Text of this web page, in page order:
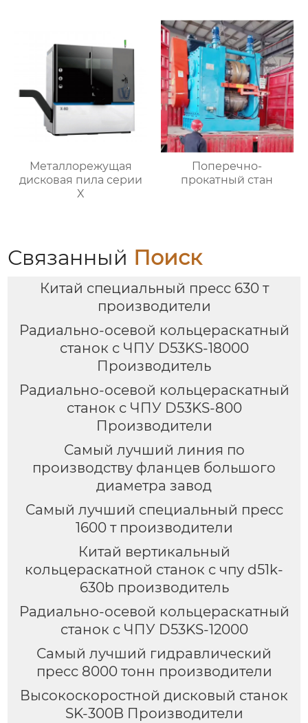
Металлорежущая
дисковая пила серии
X
Поперечно-
прокатный стан
Связанный Поиск
Китай специальный пресс 630 т
производители
Радиально-осевой кольцераскатный
станок с ЧПУ D53KS-18000
Производитель
Радиально-осевой кольцераскатный
станок с ЧПУ D53KS-800
Производители
Самый лучший линия по
производству фланцев большого
диаметра завод
Самый лучший специальный пресс
1600 т производители
Китай вертикальный
кольцераскатной станок с чпу d51k-
630b производитель
Радиально-осевой кольцераскатный
станок с ЧПУ D53KS-12000
Самый лучший гидравлический
пресс 8000 тонн производители
Высокоскоростной дисковый станок
SK-300B Производители